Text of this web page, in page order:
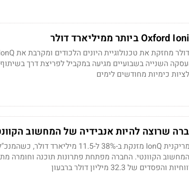
מיליון קיוביטים עד 2030; העסקה השנייה בשבועיים מגיעה במקביל לפריצת דרך
כימיות מחודשים לימים
IonQ
מזנקת ב-38% ל-11.5 מיליארד דולר,
הקוונטי. החברה מפתחת פתרונות תוכנה וחומרה
32.3 מיליון דולר ברבעון